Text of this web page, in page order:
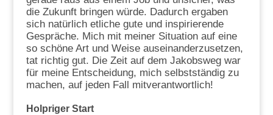
die Zukunft bringen würde. Dadurch ergaben
sich natürlich etliche gute und inspirierende
Gespräche. Mich mit meiner Situation auf eine
so schöne Art und Weise auseinanderzusetzen,
tat richtig gut. Die Zeit auf dem Jakobsweg war
für meine Entscheidung, mich selbstständig zu
machen, auf jeden Fall mitverantwortlich!
Holpriger Start